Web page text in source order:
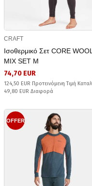
CRAFT
Ισοθερμικό Σετ CORE
MIX SET M
74,70 EUR
124,50 EUR Προτεινόμενη Τιμή
49,80 EUR Διαφορά
OFFER